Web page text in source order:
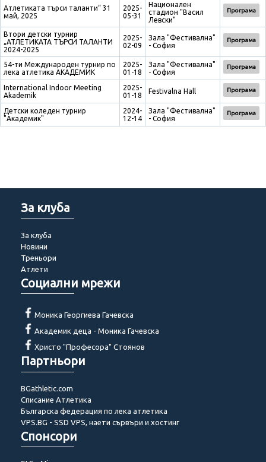
Атлетиката търси таланти“ 31
май, 2025
2025-
05-31
Национален
стадион "Васил
Левски"
Програма
Втори детски турнир
„АТЛЕТИКАТА ТЪРСИ ТАЛАНТИ
2024-2025
2025-
02-09
Зала "Фестивална"
- София
Програма
54-ти Международен турнир по
лека атлетика АКАДЕМИК
2025-
01-18
Зала "Фестивална"
- София
Програма
International Indoor Meeting
Akademik
2025-
01-18
Festivalna Hall Програма
Детски коледен турнир
"Академик"
2024-
12-14
Зала "Фестивална"
- София
Програма
За клуба
За клуба
Новини
Треньори
Атлети
Социални мрежи
Моника Георгиева Гачевска
Академик деца - Моника Гачевска
Христо "Професора" Стоянов
Партньори
BGathletic.com
Списание Атлетика
Българска федерация по лека атлетика
VPS.BG - SSD VPS, наети сървъри и хостинг
Спонсори